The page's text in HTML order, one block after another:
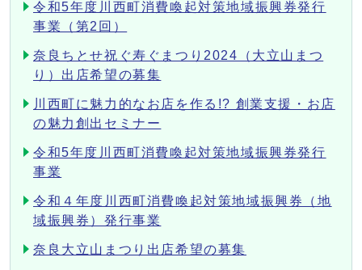
令和5年度川西町消費喚起対策地域振興券発行
事業（第2回）
奈良ちとせ祝ぐ寿ぐまつり2024（大立山まつ
り）出店希望の募集
川西町に魅力的なお店を作る!? 創業支援・お店
の魅力創出セミナー
令和5年度川西町消費喚起対策地域振興券発行
事業
令和４年度川西町消費喚起対策地域振興券（地
域振興券）発行事業
奈良大立山まつり出店希望の募集